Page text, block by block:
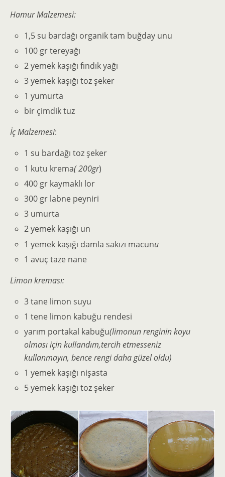
Hamur Malzemesi:
1,5 su bardağı organik tam buğday unu
100 gr tereyağı
2 yemek kaşığı fındık yağı
3 yemek kaşığı toz şeker
1 yumurta
bir çimdik tuz
İç Malzemesi:
1 su bardağı toz şeker
1 kutu krema( 200gr)
400 gr kaymaklı lor
300 gr labne peyniri
3 umurta
2 yemek kaşığı un
1 yemek kaşığı damla sakızı macunu
1 avuç taze nane
Limon kreması:
3 tane limon suyu
1 tene limon kabuğu rendesi
yarım portakal kabuğu(limonun renginin koyu
olması için kullandım,tercih etmesseniz
kullanmayın, bence rengi daha güzel oldu)
1 yemek kaşığı nişasta
5 yemek kaşığı toz şeker